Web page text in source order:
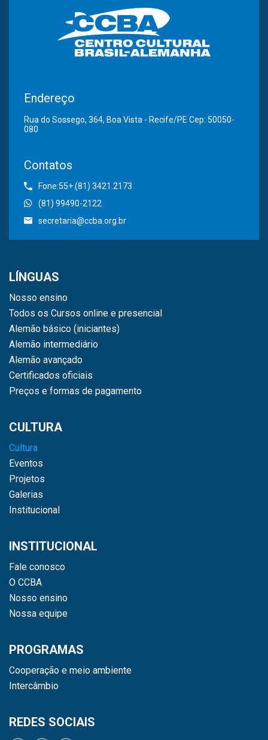
Endereço
Rua do Sossego, 364, Boa Vista - Recife/PE Cep: 50050-
080
Contatos
Fone:55+ (81) 3421.2173
(81) 99490-2122
secretaria@ccba.org.br
LÍNGUAS
Nosso ensino
Todos os Cursos online e presencial
Alemão básico (iniciantes)
Alemão intermediário
Alemão avançado
Certificados oficiais
Preços e formas de pagamento
CULTURA
Cultura
Eventos
Projetos
Galerias
Institucional
INSTITUCIONAL
Fale conosco
O CCBA
Nosso ensino
Nossa equipe
PROGRAMAS
Cooperação e meio ambiente
Intercâmbio
REDES SOCIAIS